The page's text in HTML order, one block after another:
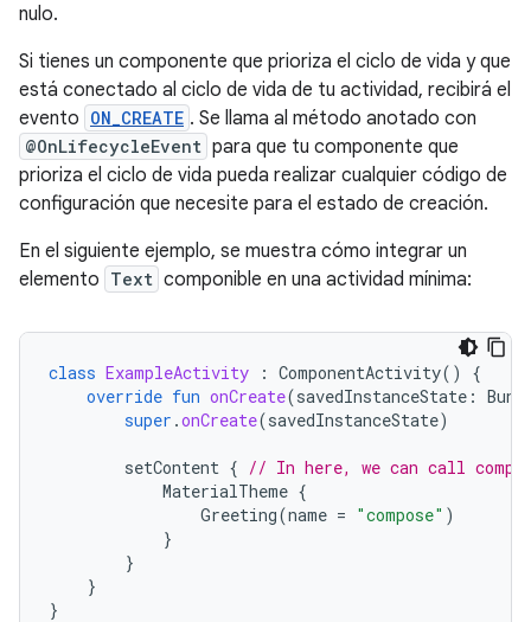
nulo.
Si tienes un componente que prioriza el ciclo de vida y que
está conectado al ciclo de vida de tu actividad, recibirá el
evento ON_CREATE . Se llama al método anotado con
@OnLifecycleEvent para que tu componente que
prioriza el ciclo de vida pueda realizar cualquier código de
configuración que necesite para el estado de creación.
En el siguiente ejemplo, se muestra cómo integrar un
elemento Text componible en una actividad mínima:
class ExampleActivity : ComponentActivity()
{
override fun onCreate(savedInstanceState :
super .onCreate(savedInstanceState)
setContent { // In here, we can call
MaterialTheme {
Greeting(name = "compose" )
}
}
}
}